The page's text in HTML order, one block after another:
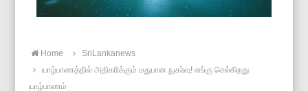
Home
SriLankanews
யாழ்பாணத்தில் அதிகரிக்கும் மதுபான நுகர்வு! எங்கு செல்கிறது
யாழ்பாணம்